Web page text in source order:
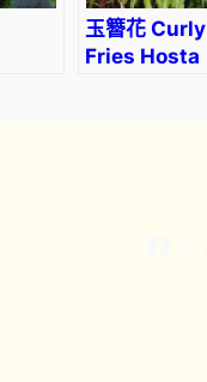
玉簪花 Curly
Fries Hosta